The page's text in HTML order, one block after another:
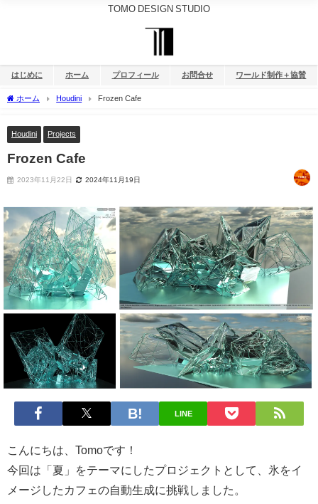
TOMO DESIGN STUDIO
はじめに ホーム プロフィール お問合せ ワールド制作＋協賛
ホーム Houdini Frozen Cafe
Houdini Projects
Frozen Cafe
2023年11月22日 2024年11月19日
LINE
こんにちは、Tomoです！
今回は「夏」をテーマにしたプロジェクトとして、氷をイ
メージしたカフェの自動生成に挑戦しました。